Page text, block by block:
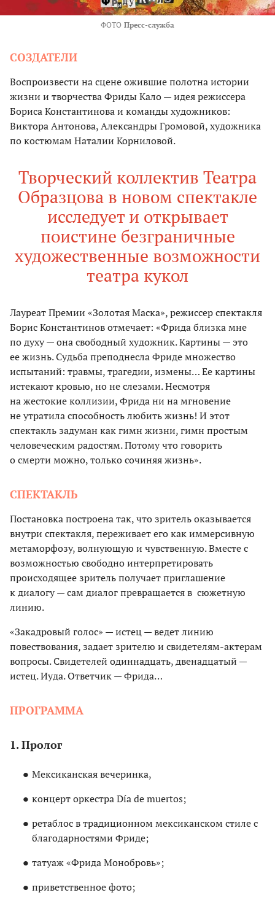
ФОТО Пресс-служба
СОЗДАТЕЛИ
Воспроизвести на сцене ожившие полотна истории
жизни и творчества Фриды Кало — идея режиссера
Бориса Константинова и команды художников:
Виктора Антонова, Александры Громовой, художника
по костюмам Наталии Корниловой.
Творческий коллектив Театра
Образцова в новом спектакле
исследует и открывает
поистине безграничные
художественные возможности
театра кукол
Лауреат Премии «Золотая Маска», режиссер спектакля
Борис Константинов отмечает: «Фрида близка мне
по духу — она свободный художник. Картины — это
ее жизнь. Судьба преподнесла Фриде множество
испытаний: травмы, трагедии, измены… Ее картины
истекают кровью, но не слезами. Несмотря
на жестокие коллизии, Фрида ни на мгновение
не утратила способность любить жизнь! И этот
спектакль задуман как гимн жизни, гимн простым
человеческим радостям. Потому что говорить
о смерти можно, только сочиняя жизнь».
СПЕКТАКЛЬ
Постановка построена так, что зритель оказывается
внутри спектакля, переживает его как иммерсивную
метаморфозу, волнующую и чувственную. Вместе с
возможностью свободно интерпретировать
происходящее зритель получает приглашение
к диалогу — сам диалог превращается в сюжетную
линию.
«Закадровый голос» — истец — ведет линию
повествования, задает зрителю и свидетелям-актерам
вопросы. Свидетелей одиннадцать, двенадцатый —
истец. Иуда. Ответчик — Фрида…
ПРОГРАММА
1. Пролог
Мексиканская вечеринка,
концерт оркестра Día de muertos;
ретаблос в традиционном мексиканском стиле с
благодарностями Фриде;
татуаж «Фрида Монобровь»;
приветственное фото;